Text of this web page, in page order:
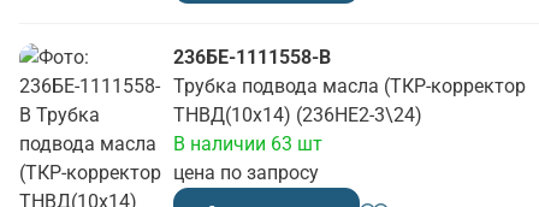
236БЕ-1111558-В
Трубка подвода масла (ТКР-корректор
ТНВД(10х14) (236НЕ2-3\24)
цена по запросу
В наличии 63 шт